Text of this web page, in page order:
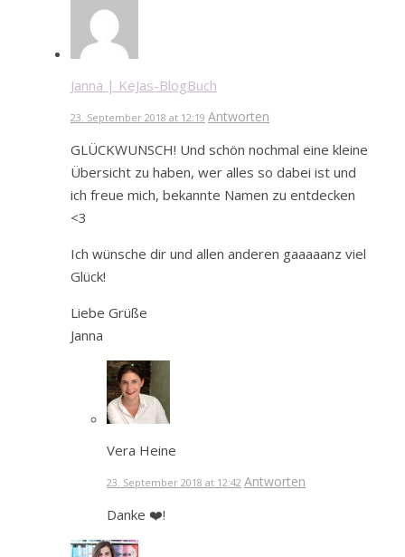
Janna | KeJas-BlogBuch
23. September 2018 at 12:19 Antworten
GLÜCKWUNSCH! Und schön nochmal eine kleine
Übersicht zu haben, wer alles so dabei ist und
ich freue mich, bekannte Namen zu entdecken
<3
Ich wünsche dir und allen anderen gaaaaanz viel
Glück!
Liebe Grüße
Janna
Vera Heine
23. September 2018 at 12:42 Antworten
Danke ❤️!